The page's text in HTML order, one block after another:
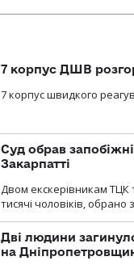
7 корпус ДШВ
7 корпус швидкого
Суд обрав
Закарпатті
Двом екскерівникам ТЦК
тисячі чоловіків, обрано
Дві людини
на